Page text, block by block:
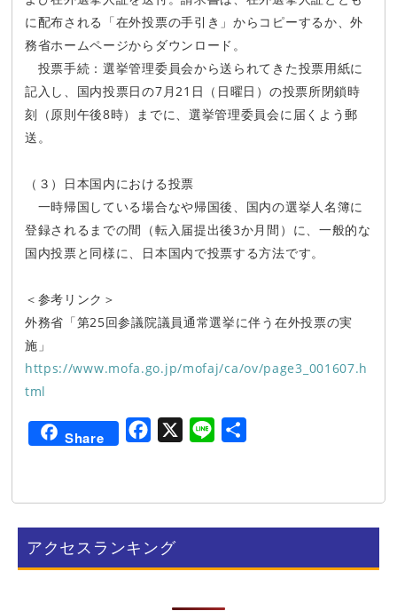
に配布される「在外投票の手引き」からコピーするか、外
務省ホームページからダウンロード。
投票手続：選挙管理委員会から送られてきた投票用紙に
記入し、国内投票日の7月21日（日曜日）の投票所閉鎖時
刻（原則午後8時）までに、選挙管理委員会に届くよう郵
送。
（３）日本国内における投票
一時帰国している場合なや帰国後、国内の選挙人名簿に
登録されるまでの間（転入届提出後3か月間）に、一般的な
国内投票と同様に、日本国内で投票する方法です。
＜参考リンク＞
外務省「第25回参議院議員通常選挙に伴う在外投票の実
施」
https://www.mofa.go.jp/mofaj/ca/ov/page3_001607.h
tml
Share
e
b
o
e
アクセスランキング